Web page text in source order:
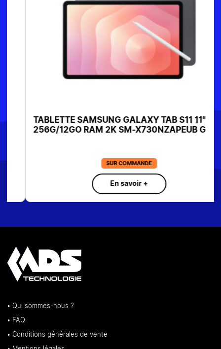
TABLETTE SAMSUNG GALAXY TAB S11 11"
256G/12GO RAM 2K SM-X730NZAPEUB G
SUR COMMANDE
En savoir +
• Qui sommes-nous ?
• FAQ
• Conditions générales de vente